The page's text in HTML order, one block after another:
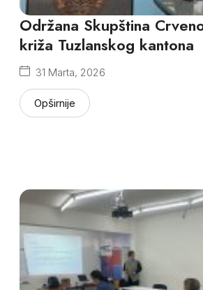
Održana Skupština
križa Tuzlanskog kantona
31 Marta, 2026
Opširnije